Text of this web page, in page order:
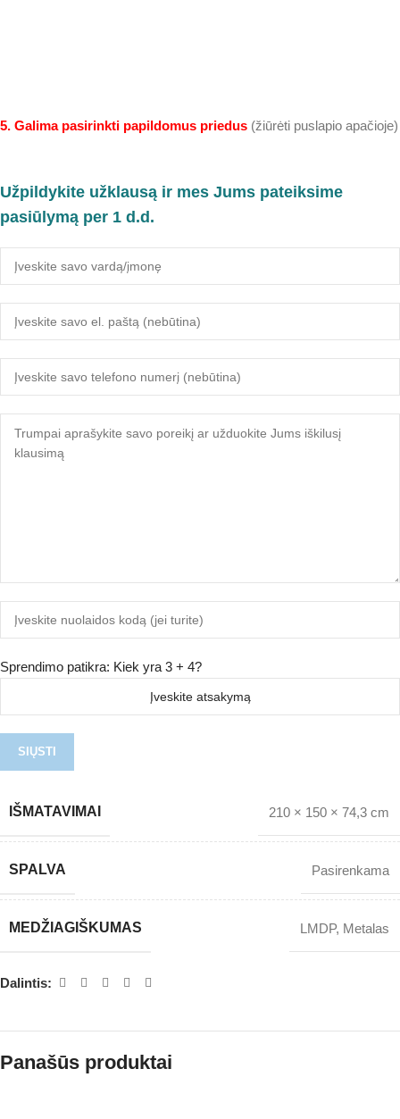
5. Galima pasirinkti papildomus priedus (žiūrėti puslapio apačioje)
Užpildykite užklausą ir mes Jums pateiksime
pasiūlymą per 1 d.d.
Sprendimo patikra: Kiek yra 3 + 4?
IŠMATAVIMAI 210 × 150 × 74,3 cm
SPALVA Pasirenkama
MEDŽIAGIŠKUMAS LMDP, Metalas
Dalintis:
Panašūs produktai